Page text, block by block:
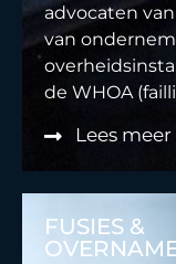
advocaten
van
de WHOA
Lees meer
FUSIES &